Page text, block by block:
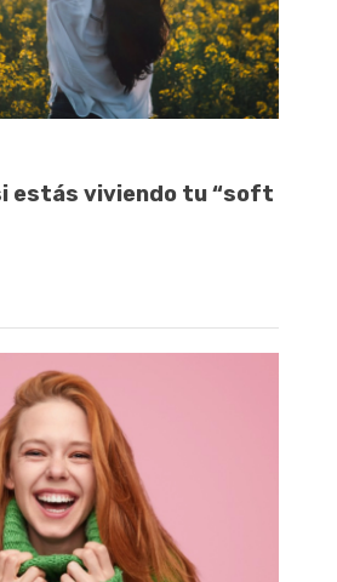
estás viviendo tu “soft